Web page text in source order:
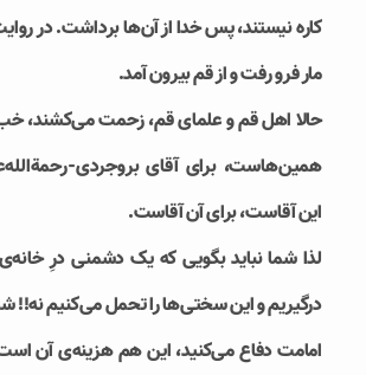
کاره نیستند، پس خدا از آن‌ها برداشت. در
مار فرو رفت و از قم بیرون آمد.
حالا اهل قم و علمای قم، زحمت می‌کشند،
همین‌هاست، برای آقای بروجردی-
این آقاست، برای آن آقاست.
لذا شما نباید بگویی که یک دشمنی درِ
درگیریم و این سختی‌ها را تحمل می‌کنیم نه!!
امامت دفاع می‌کنید، این هم هزینه‌ی آن